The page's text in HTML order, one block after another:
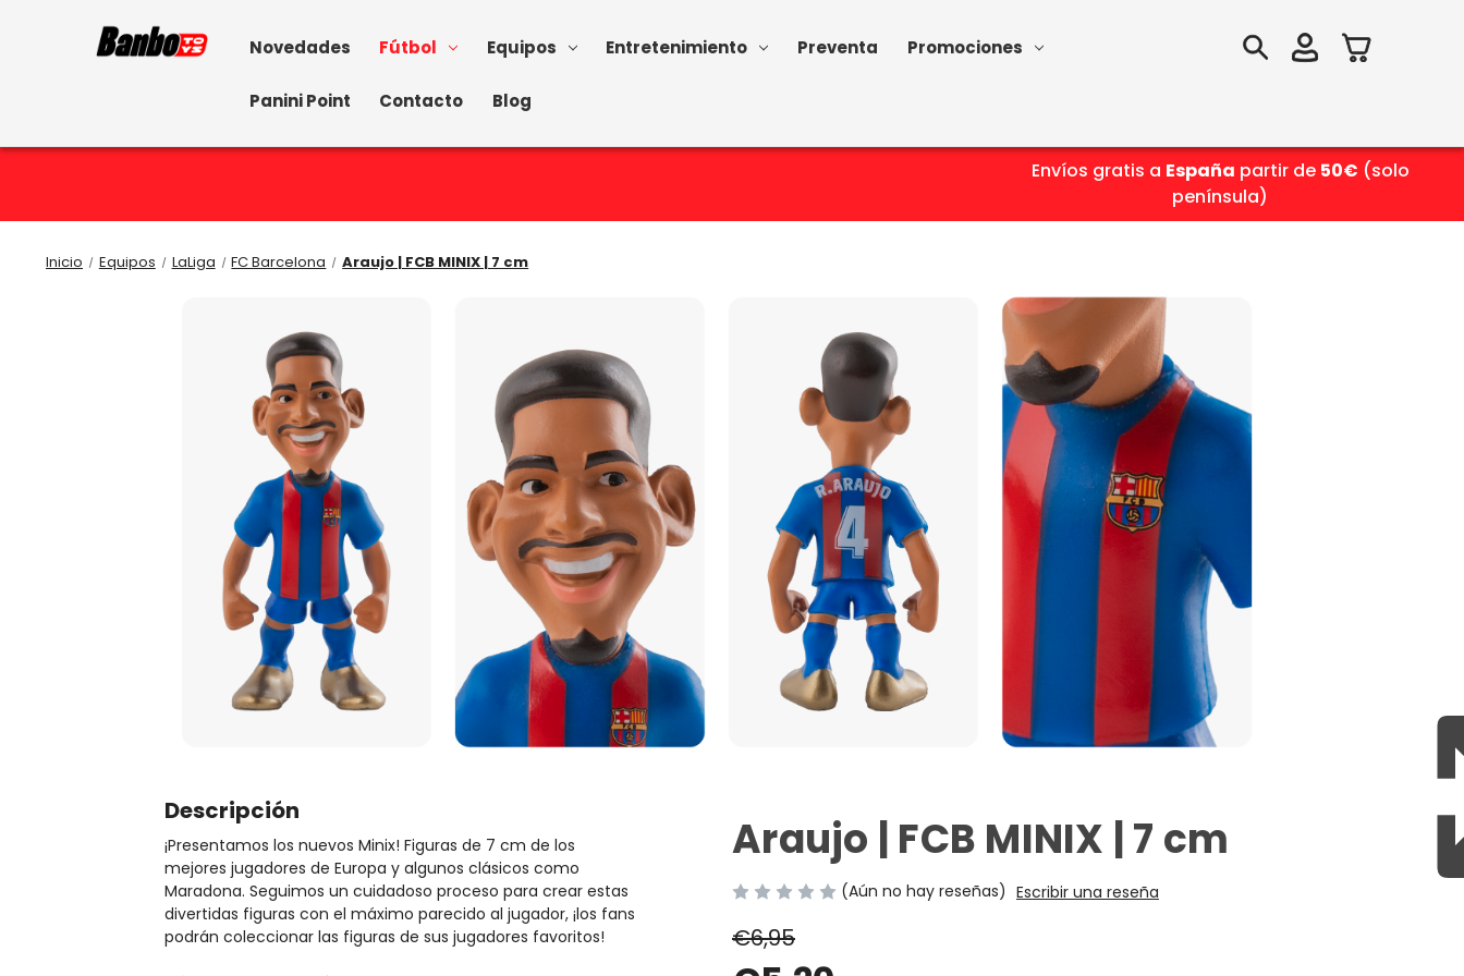
Novedades Fútbol Equipos Entretenimiento Preventa Promociones
Panini Point Contacto Blog
Envíos gratis a España partir de 50€ (solo
península)
Inicio Equipos LaLiga FC Barcelona Araujo | FCB MINIX | 7 cm
Descripción
¡Presentamos los nuevos Minix! Figuras de 7 cm de los
mejores jugadores de Europa y algunos clásicos como
Maradona. Seguimos un cuidadoso proceso para crear estas
divertidas figuras con el máximo parecido al jugador, ¡los fans
podrán coleccionar las figuras de sus jugadores favoritos!
Araujo | FCB MINIX | 7 cm
(Aún no hay reseñas) Escribir una reseña
€6,95